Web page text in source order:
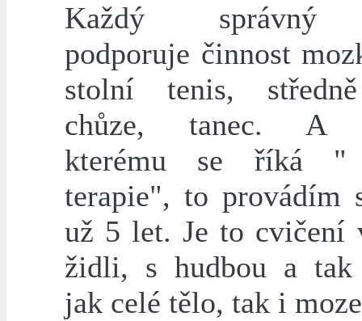
Každý správný
podporuje činnost
stolní tenis,
chůze, tanec. A
kterému se říká "
terapie", to provádím
už 5 let. Je to cvičení
židli, s hudbou a tak
jak celé tělo, tak i